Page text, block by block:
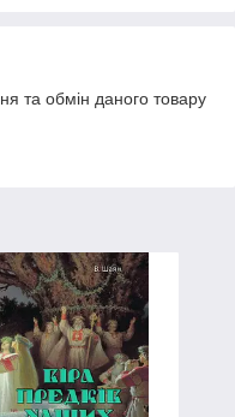
та обмін даного товару